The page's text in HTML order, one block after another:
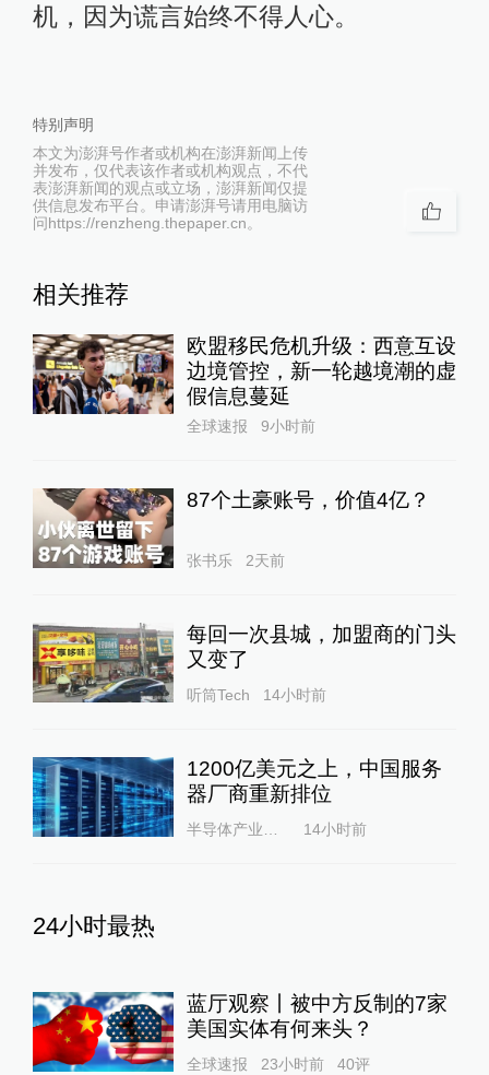
机，因为谎言始终不得人心。
特别声明
本文为澎湃号作者或机构在澎湃新闻上传
并发布，仅代表该作者或机构观点，不代
表澎湃新闻的观点或立场，澎湃新闻仅提
供信息发布平台。申请澎湃号请用电脑访
问https://renzheng.thepaper.cn。
相关推荐
欧盟移民危机升级：西意互设
边境管控，新一轮越境潮的虚
假信息蔓延
全球速报 9小时前
87个土豪账号，价值4亿？
张书乐 2天前
每回一次县城，加盟商的门头
又变了
听筒Tech 14小时前
1200亿美元之上，中国服务
器厂商重新排位
14小时前
24小时最热
蓝厅观察丨被中方反制的7家
美国实体有何来头？
全球速报 23小时前 40评